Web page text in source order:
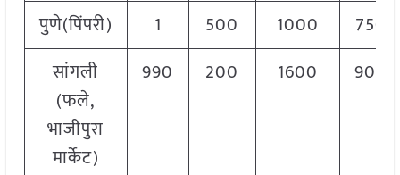
पुणे(पिंपरी)
1 500 1000
750
सांगली
(फले,
भाजीपुरा
मार्केट)
990 200 1600 900